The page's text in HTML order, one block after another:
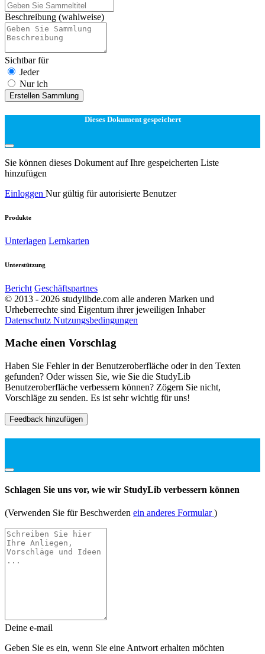
Beschreibung (wahlweise)
Sichtbar für
Jeder
Nur ich
Erstellen Sammlung
Dieses Dokument gespeichert
Sie können dieses Dokument auf Ihre gespeicherten Liste
hinzufügen
Einloggen Nur gültig für autorisierte Benutzer
Produkte
Unterlagen Lernkarten
Unterstützung
Bericht Geschäftspartnes
© 2013 - 2026 studylibde.com alle anderen Marken und
Urheberrechte sind Eigentum ihrer jeweiligen Inhaber
Datenschutz Nutzungsbedingungen
Mache einen Vorschlag
Haben Sie Fehler in der Benutzeroberfläche oder in den Texten
gefunden? Oder wissen Sie, wie Sie die StudyLib
Benutzeroberfläche verbessern können? Zögern Sie nicht,
Vorschläge zu senden. Es ist sehr wichtig für uns!
Feedback hinzufügen
Schlagen Sie uns vor, wie wir StudyLib verbessern können
(Verwenden Sie für Beschwerden ein anderes Formular)
Deine e-mail
Geben Sie es ein, wenn Sie eine Antwort erhalten möchten